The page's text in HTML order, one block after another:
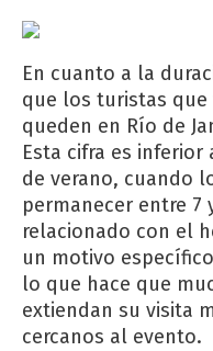
En cuanto a la
que los turistas que
queden en Río de
Esta cifra es
de verano, cuando
permanecer entre 7
relacionado con el
un motivo
lo que hace que
extiendan su visita
cercanos al evento.